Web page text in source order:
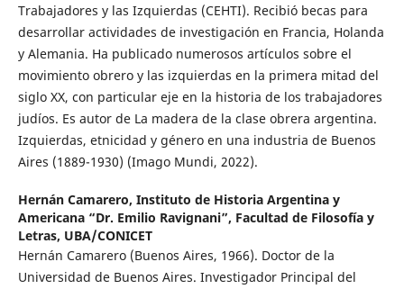
Trabajadores y las Izquierdas (CEHTI). Recibió becas para
desarrollar actividades de investigación en Francia, Holanda
y Alemania. Ha publicado numerosos artículos sobre el
movimiento obrero y las izquierdas en la primera mitad del
siglo XX, con particular eje en la historia de los trabajadores
judíos. Es autor de La madera de la clase obrera argentina.
Izquierdas, etnicidad y género en una industria de Buenos
Aires (1889-1930) (Imago Mundi, 2022).
Hernán Camarero, Instituto de Historia Argentina y
Americana “Dr. Emilio Ravignani”, Facultad de Filosofía y
Letras, UBA/CONICET
Hernán Camarero (Buenos Aires, 1966). Doctor de la
Universidad de Buenos Aires. Investigador Principal del